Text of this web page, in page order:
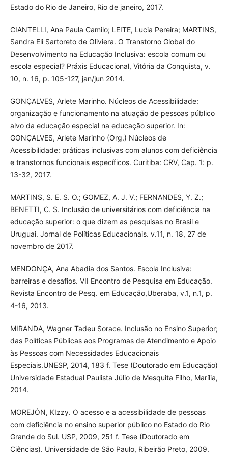
Estado do Rio de Janeiro, Rio de janeiro, 2017.
CIANTELLI, Ana Paula Camilo; LEITE, Lucia Pereira; MARTINS,
Sandra Eli Sartoreto de Oliviera. O Transtorno Global do
Desenvolvimento na Educação Inclusiva: escola comum ou
escola especial? Práxis Educacional, Vitória da Conquista, v.
10, n. 16, p. 105-127, jan/jun 2014.
GONÇALVES, Arlete Marinho. Núcleos de Acessibilidade:
organização e funcionamento na atuação de pessoas público
alvo da educação especial na educação superior. In:
GONÇALVES, Arlete Marinho (Org.) Núcleos de
Acessibilidade: práticas inclusivas com alunos com deficiência
e transtornos funcionais específicos. Curitiba: CRV, Cap. 1: p.
13-32, 2017.
MARTINS, S. E. S. O.; GOMEZ, A. J. V.; FERNANDES, Y. Z.;
BENETTI, C. S. Inclusão de universitários com deficiência na
educação superior: o que dizem as pesquisas no Brasil e
Uruguai. Jornal de Políticas Educacionais. v.11, n. 18, 27 de
novembro de 2017.
MENDONÇA, Ana Abadia dos Santos. Escola Inclusiva:
barreiras e desafios. VII Encontro de Pesquisa em Educação.
Revista Encontro de Pesq. em Educação,Uberaba, v.1, n.1, p.
4-16, 2013.
MIRANDA, Wagner Tadeu Sorace. Inclusão no Ensino Superior;
das Políticas Públicas aos Programas de Atendimento e Apoio
às Pessoas com Necessidades Educacionais
Especiais.UNESP, 2014, 183 f. Tese (Doutorado em Educação)
Universidade Estadual Paulista Júlio de Mesquita Filho, Marília,
2014.
MOREJÓN, KIzzy. O acesso e a acessibilidade de pessoas
com deficiência no ensino superior público no Estado do Rio
Grande do Sul. USP, 2009, 251 f. Tese (Doutorado em
Ciências). Universidade de São Paulo, Ribeirão Preto, 2009.